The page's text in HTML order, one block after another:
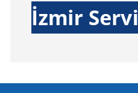
İzmir